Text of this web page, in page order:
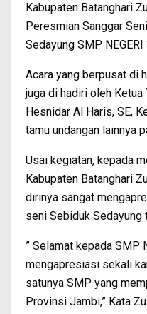
Kabupaten Batanghari
Peresmian Sanggar
Sedayung SMP NEGERI
Acara yang berpusat di
juga di hadiri oleh
Hesnidar Al Haris, SE,
tamu undangan lainnya
Usai kegiatan, kepada
Kabupaten Batanghari
dirinya sangat
seni Sebiduk Sedayung
” Selamat kepada SMP
mengapresiasi sekali
satunya SMP yang
Provinsi Jambi,” Kata